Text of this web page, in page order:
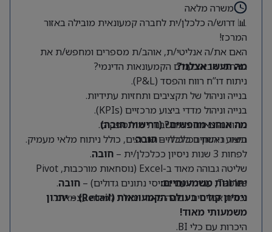
משרה מלאה
📊 דרוש/ה כלכלן/ית לחברה קמעונאית מובילה באזור
המרכז!
האם את/ה אנליטי/ת, אוהב/ת מספרים ומחפש/ת את
האתגר הבא בעולם הקמעונאות הדינמי?
מה תעשו אצלנו?
ניתוח דו”ח רווח והפסד (P&L).
בנייה וניהול של תקציבים ותחזיות עתידיות.
בנייה וניהול מדדי ביצוע מרכזיים (KPIs).
ניתוח הוצאות והתחשבנות מול ספקים.
ביצוע ניתוחים כלכליים שוטפים, כולל ניתוח מלאי מעמיק.
מה אנחנו מחפשים? (דרישות חובה)
תואר ראשון בכלכלה –חובה.
לפחות 3 שנות ניסיון ככלכלן/ית –
חובה.
שליטה גבוהה מאוד ב-Excel (נוסחאות מורכבות, Pivot
Tables, עבודה עם בסיסי נתונים גדולים) –
חובה.
יכולת אנליטית גבוהה מאוד ויכולת למידה עצמאית.
יתרונות משמעותיים:
ניסיון קודם בעולם הקמעונאות (Retail) – יתרון
משמעותי מאוד!
היכרות עם כלי BI.